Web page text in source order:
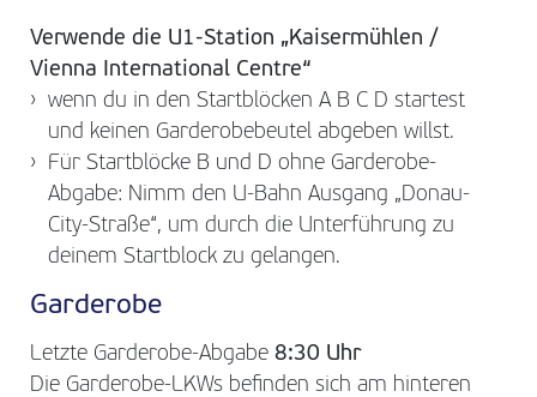
Verwende die U1-Station „Kaisermühlen /
Vienna International Centre“
wenn du in den Startblöcken A B C D startest
und keinen Garderobebeutel abgeben willst.
Für Startblöcke B und D ohne Garderobe-
Abgabe: Nimm den U-Bahn Ausgang „Donau-
City-Straße“, um durch die Unterführung zu
deinem Startblock zu gelangen.
Garderobe
Letzte Garderobe-Abgabe 8:30 Uhr
Die Garderobe-LKWs befinden sich am hinteren